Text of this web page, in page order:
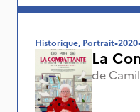
Historique, Portrait•2020
La
de